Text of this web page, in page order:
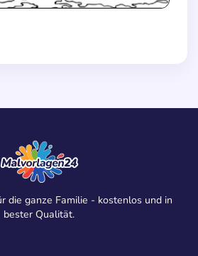
die ganze Familie - kostenlos und in
bester Qualität.